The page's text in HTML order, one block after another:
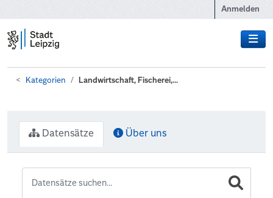
Anmelden
Kategorien Landwirtschaft, Fischerei,...
Datensätze Über uns